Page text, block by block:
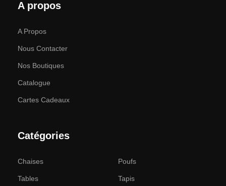
A propos
A Propos
Nous Contacter
Nos Boutiques
Catalogue
Cartes Cadeaux
Catégories
Chaises
Tables
Poufs
Tapis